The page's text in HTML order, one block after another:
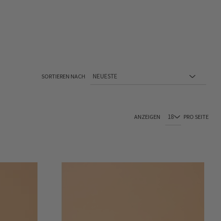
SORTIEREN NACH
SeiteANZEIGEN PRO SEITE